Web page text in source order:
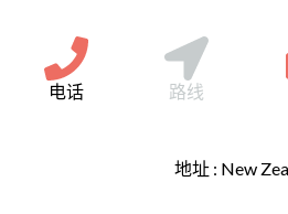
电话 路线
地址 : New